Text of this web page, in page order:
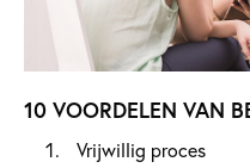
10 VOORDELEN VAN
Vrijwillig proces